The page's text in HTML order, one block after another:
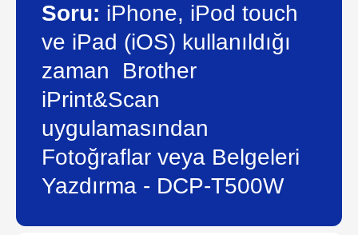
Soru: iPhone, iPod touch
ve iPad (iOS) kullanıldığı
zaman Brother
iPrint&Scan
uygulamasından
Fotoğraflar veya Belgeleri
Yazdırma - DCP-T500W